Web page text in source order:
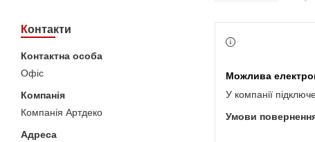
Контакти
Офіс
Компанія Артдеко
У компанії